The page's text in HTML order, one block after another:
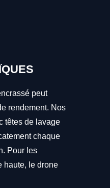
peut
rendement. Nos
têtes de lavage
chaque
Pour les
haute, le drone